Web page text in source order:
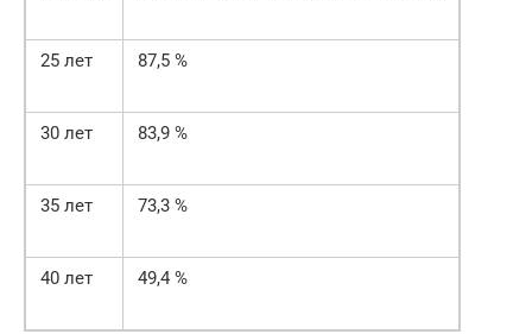
25 лет 87,5 %
30 лет 83,9 %
35 лет 73,3 %
40 лет 49,4 %